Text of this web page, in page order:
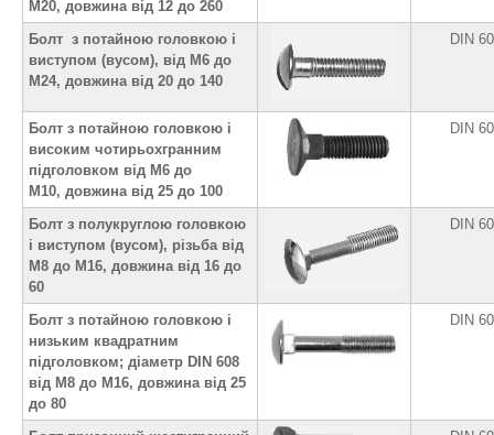
М20, довжина від 12 до 260
Болт з потайною головкою і
виступом (вусом), від М6 до
М24, довжина від 20 до 140
DIN
Болт з потайною головкою і
високим чотирьохгранним
підголовком від М6 до
М10, довжина від 25 до 100
DIN
Болт з полукруглою головкою
і виступом (вусом), різьба від
М8 до М16, довжина від 16 до
60
DIN
Болт з потайною головкою і
низьким квадратним
підголовком; діаметр DIN 608
від М8 до М16, довжина від 25
до 80
DIN